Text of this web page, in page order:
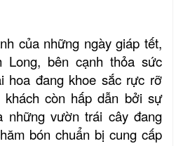
của những ngày giáp tết,
Long, bên cạnh thỏa sức
hoa đang khoe sắc rực rỡ
còn hấp dẫn bởi sự
những vườn trái cây đang
bón chuẩn bị cung cấp